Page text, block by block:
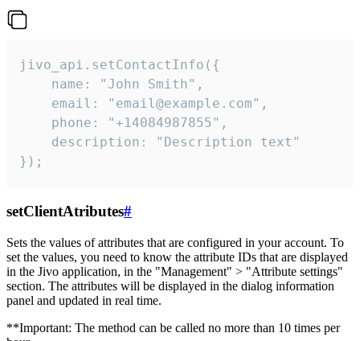
jivo_api.setContactInfo({
    name: "John Smith",
    email: "email@example.com",
    phone: "+14084987855",
    description: "Description text"
});
setClientAtributes#
Sets the values ​​of attributes that are configured in your account. To
set the values, you need to know the attribute IDs that are displayed
in the Jivo application, in the "Management" > "Attribute settings"
section. The attributes will be displayed in the dialog information
panel and updated in real time.
**Important: The method can be called no more than 10 times per